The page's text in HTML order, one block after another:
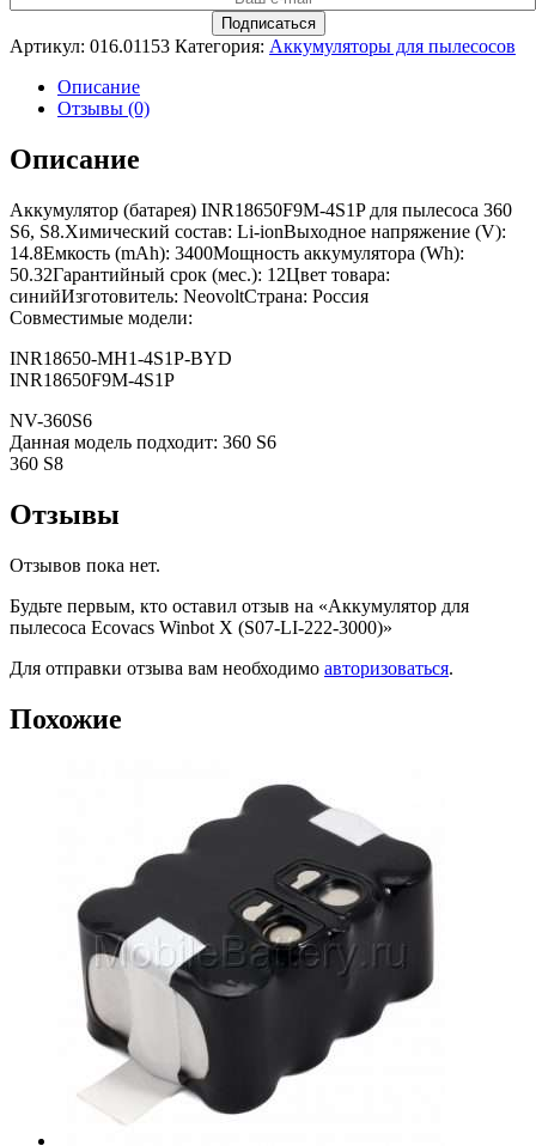
Артикул: 016.01153 Категория: Аккумуляторы для пылесосов
Описание
Отзывы (0)
Описание
Аккумулятор (батарея) INR18650F9M-4S1P для пылесоса 360
S6, S8.Химический состав: Li-ionВыходное напряжение (V):
14.8Емкость (mAh): 3400Мощность аккумулятора (Wh):
50.32Гарантийный срок (мес.): 12Цвет товара:
синийИзготовитель: NeovoltСтрана: Россия
Совместимые модели:
INR18650-MH1-4S1P-BYD
INR18650F9M-4S1P
NV-360S6
Данная модель подходит: 360 S6
360 S8
Отзывы
Отзывов пока нет.
Будьте первым, кто оставил отзыв на «Аккумулятор для
пылесоса Ecovacs Winbot X (S07-LI-222-3000)»
Для отправки отзыва вам необходимо авторизоваться.
Похожие